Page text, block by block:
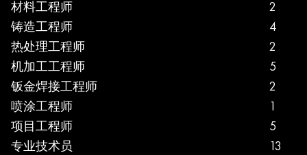
材料工程师
2
铸造工程师
4
热处理工程师
2
机加工工程师
5
钣金焊接工程师
2
喷涂工程师
1
项目工程师
5
专业技术员
13